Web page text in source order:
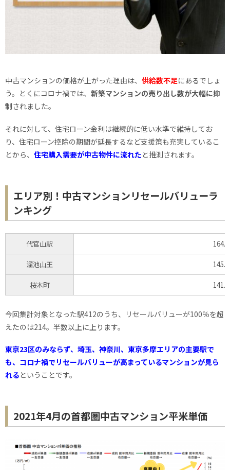
中古マンションの価格が上がった理由は、 供給数不足にあるでしょ
う。とくにコロナ禍では、 新築マンションの売り出し数が大幅に抑
制されました。
それに対して、住宅ローン金利は継続的に低い水準で維持してお
り、住宅ローン控除の期間が延長するなど支援策も充実しているこ
とから、 住宅購入需要が中古物件に流れた と推測されます。
エリア別！中古マンションリセールバリューラ
ンキング
代官山駅
溜池山王
桜木町
今回集計対象となった駅412のうち、リセールバリューが100％を超
えたのは214。半数以上に上ります。
東京23区のみならず、埼玉、神奈川、東京多摩エリアの主要駅で
も、コロナ禍でリセールバリューが高まっているマンションが見ら
れる ということです。
2021年4月の首都圏中古マンション平米単価